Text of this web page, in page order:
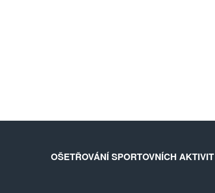
OŠETŘOVÁNÍ SPORTOVNÍCH